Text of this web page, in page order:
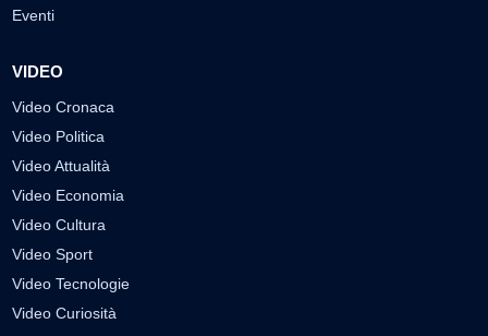
Eventi
VIDEO
Video Cronaca
Video Politica
Video Attualità
Video Economia
Video Cultura
Video Sport
Video Tecnologie
Video Curiosità